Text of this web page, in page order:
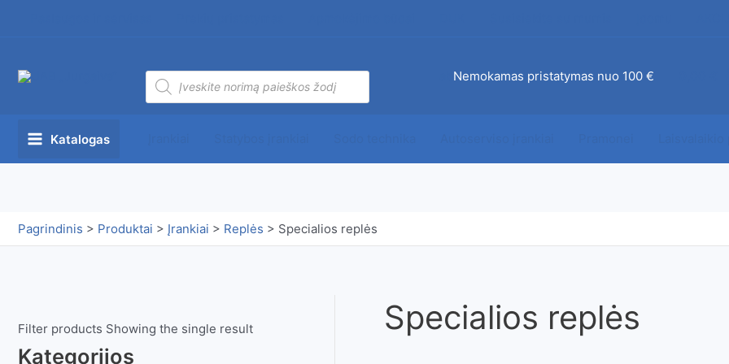
Products
search
Nemokamas pristatymas nuo 100 €
Katalogas
Pagrindinis > Produktai > Įrankiai > Replės > Specialios replės
Filter products Showing the single result
Kategorijos
Specialios replės